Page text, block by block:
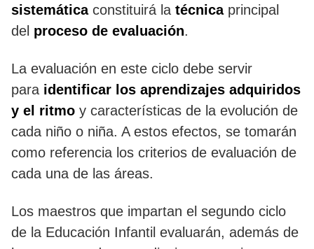
sistemática constituirá la técnicaprincipal
del proceso de evaluación.
La evaluación en este ciclo debe servir
para identificar los aprendizajes adquiridos
y el ritmo y características de la evolución de
cada niño o niña. A estos efectos, se tomarán
como referencia los criterios de evaluación de
cada una de las áreas.
Los maestros que impartan el segundo ciclo
de la Educación Infantil evaluarán, además de